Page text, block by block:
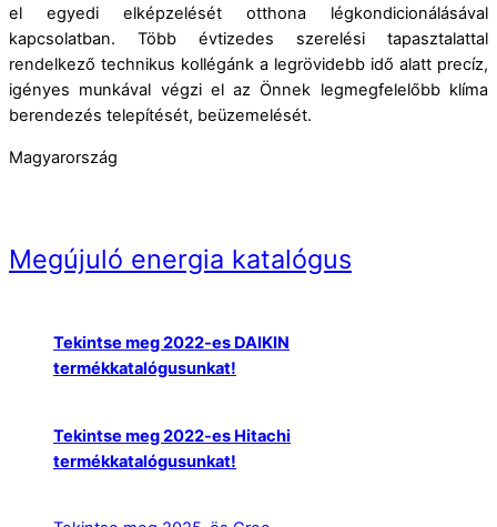
el egyedi elképzelését otthona légkondicionálásával
kapcsolatban. Több évtizedes szerelési tapasztalattal
rendelkező technikus kollégánk a legrövidebb idő alatt precíz,
igényes munkával végzi el az Önnek legmegfelelőbb klíma
berendezés telepítését, beüzemelését.
Magyarország
Megújuló energia katalógus
Tekintse meg 2022-es DAIKIN
termékkatalógusunkat!
Tekintse meg 2022-es Hitachi
termékkatalógusunkat!